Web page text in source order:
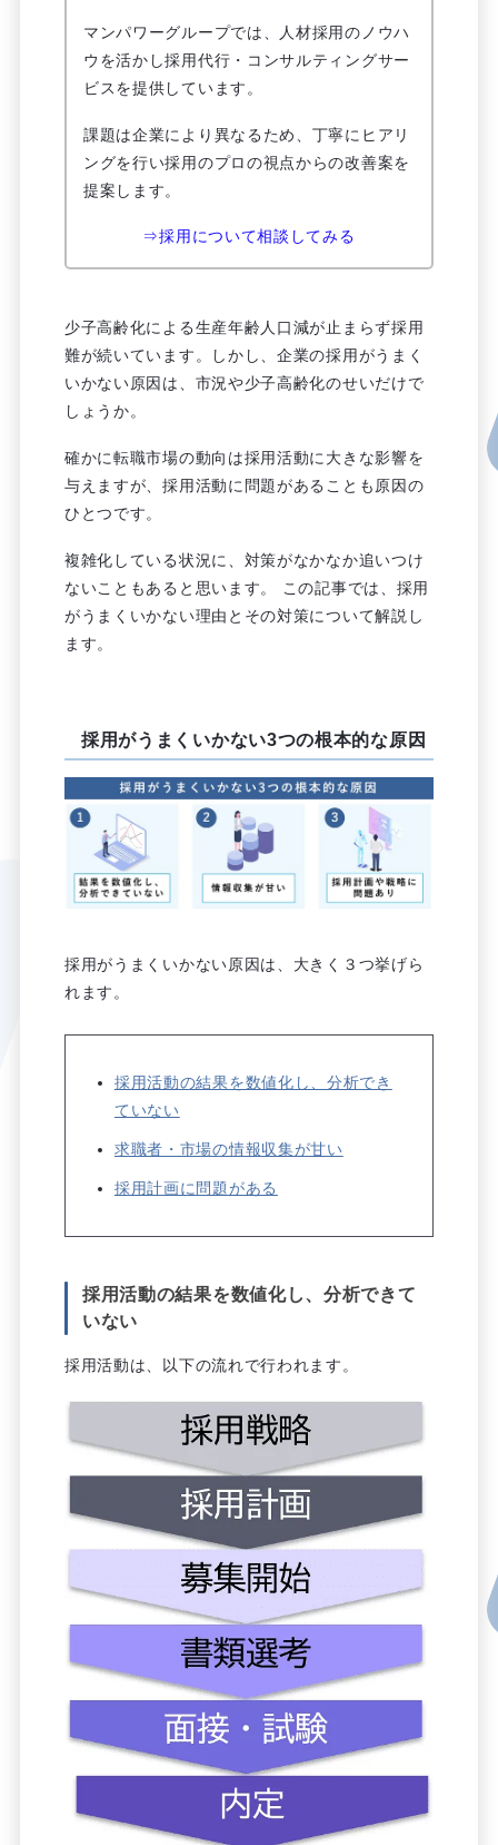
マンパワーグループでは、人材採用のノウハ
ウを活かし採用代行・コンサルティングサー
ビスを提供しています。
課題は企業により異なるため、丁寧にヒアリ
ングを行い採用のプロの視点からの改善案を
提案します。
⇒採用について相談してみる
少子高齢化による生産年齢人口減が止まらず採用
難が続いています。しかし、企業の採用がうまく
いかない原因は、市況や少子高齢化のせいだけで
しょうか。
確かに転職市場の動向は採用活動に大きな影響を
与えますが、採用活動に問題があることも原因の
ひとつです。
複雑化している状況に、対策がなかなか追いつけ
ないこともあると思います。 この記事では、採用
がうまくいかない理由とその対策について解説し
ます。
採用がうまくいかない3つの根本的な原因
採用がうまくいかない原因は、大きく３つ挙げら
れます。
採用活動の結果を数値化し、分析でき
ていない
求職者・市場の情報収集が甘い
採用計画に問題がある
採用活動の結果を数値化し、分析できて
いない
採用活動は、以下の流れで行われます。